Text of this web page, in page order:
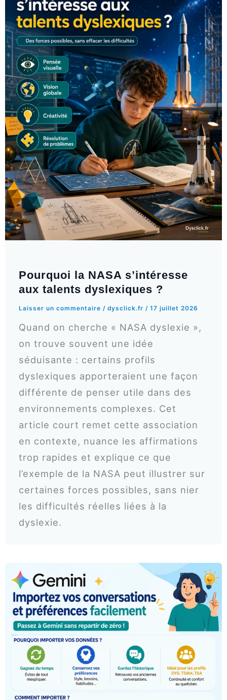
Pourquoi la NASA s’intéresse
aux talents dyslexiques ?
Laisser un commentaire /dysclick.fr/17 juillet 2026
Quand on cherche « NASA dyslexie »,
on trouve souvent une idée
séduisante : certains profils
dyslexiques apporteraient une façon
différente de penser utile dans des
environnements complexes. Cet
article court remet cette association
en contexte, nuance les affirmations
trop rapides et explique ce que
l’exemple de la NASA peut illustrer sur
certaines forces possibles, sans nier
les difficultés réelles liées à la
dyslexie.